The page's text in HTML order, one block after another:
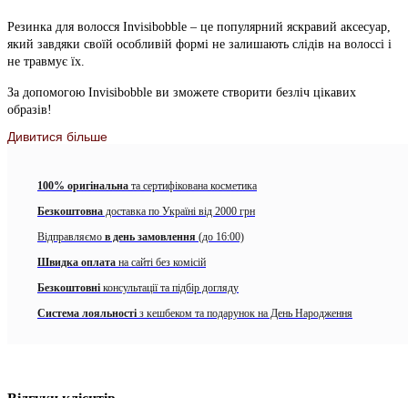
Резинка для волосся Invisibobble – це популярний яскравий аксесуар,
який завдяки своїй особливій формі не залишають слідів на волоссі і
не травмує їх.
За допомогою Invisibobble ви зможете створити безліч цікавих
образів!
Резинка підходить для всіх типів волосся: прямих, кучерявих, тонких
турбується про стан волосся, адже вона створює рівномірний тиск на
локони і не висмикне жодного волоска з Вашої голови.
Оскільки поверхня Invisibobble є абсолютно гладкою, вона не вбирає
рідини і бактерії, при цьому легко промивається водою. З цієї
гумка для волосся, і все частіше її використовують люди, які
страждають від алергії і нейродерміту.
хвіст або пучок. Завдяки цьому гумка не залишає слідів на волоссі і
Дивитися більше
100% оригінальна та сертифікована косметика
Безкоштовна доставка по Україні від 2000 грн
Відправляємо в день замовлення (до 16:00)
Швидка оплата на сайті без комісій
Безкоштовні консультації та підбір догляду
Система лояльності з кешбеком та подарунок на День Народження